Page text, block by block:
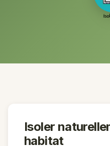
Isoler
habitat